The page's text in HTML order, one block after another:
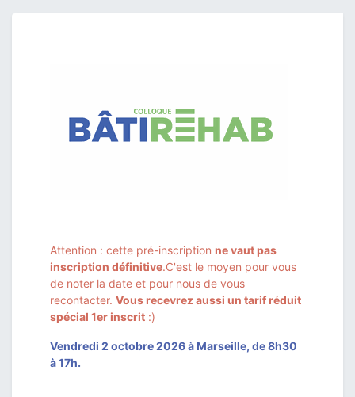
Attention : cette pré-inscription ne vaut pas
inscription définitive.C'est le moyen pour vous
de noter la date et pour nous de vous
recontacter. Vous recevrez aussi un tarif réduit
spécial 1er inscrit :)
Vendredi 2 octobre 2026 à Marseille, de 8h30
à 17h.